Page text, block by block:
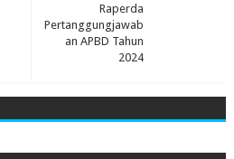
Raperda
Pertanggungjawab
an APBD Tahun
2024